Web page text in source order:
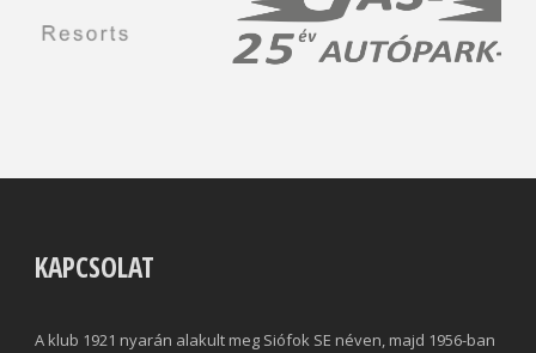
KAPCSOLAT
A klub 1921 nyarán alakult meg Siófok SE néven, majd 1956-ban